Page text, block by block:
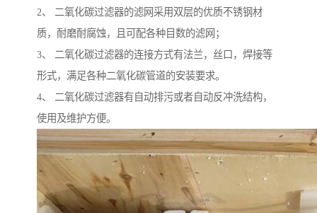
2、 二氧化碳过滤器的滤网采用双层的优质不锈钢材
质，耐磨耐腐蚀，且可配各种目数的滤网；
3、 二氧化碳过滤器的连接方式有法兰，丝口，焊接等
形式，满足各种二氧化碳管道的安装要求。
4、 二氧化碳过滤器有自动排污或者自动反冲洗结构，
使用及维护方便。